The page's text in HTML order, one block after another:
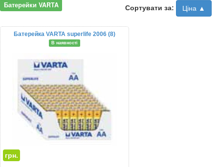
Сортувати за: Ціна ▲
Батерейки VARTA
Батерейка VARTA superlife 2006 (8)
В наявності
грн.